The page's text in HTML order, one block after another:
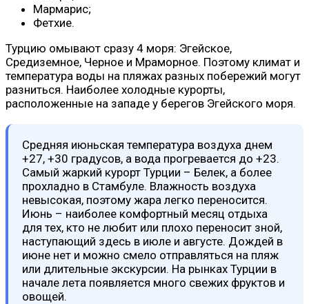
Мармарис;
Фетхие.
Турцию омывают сразу 4 моря: Эгейское,
Средиземное, Черное и Мраморное. Поэтому климат и
температура воды на пляжах разных побережий могут
разниться. Наиболее холодные курорты,
расположенные на западе у берегов Эгейского моря.
Средняя июньская температура воздуха днем
+27, +30 градусов, а вода прогревается до +23.
Самый жаркий курорт Турции – Белек, а более
прохладно в Стамбуле. Влажность воздуха
невысокая, поэтому жара легко переносится.
Июнь – наиболее комфортный месяц отдыха
для тех, кто не любит или плохо переносит зной,
наступающий здесь в июле и августе. Дождей в
июне нет и можно смело отправляться на пляж
или длительные экскурсии. На рынках Турции в
начале лета появляется много свежих фруктов и
овощей.